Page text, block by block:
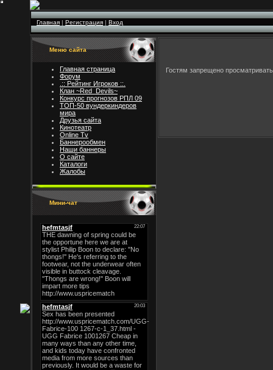
Главная | Регистрация | Вход
Меню сайта
Главная страница
Форум
.:: Рейтинг Игроков ::.
Клан ~Red_Devils~
Конкурс прогнозов РПЛ 09
ТОП-50 вундеркиндеров
мира
Друзья сайта
Кинотеатр
Online Tv
Баннерообмен
Наши баннеры
О сайте
Каталоги
Жалобы
Мини-чат
Гостям запрещено